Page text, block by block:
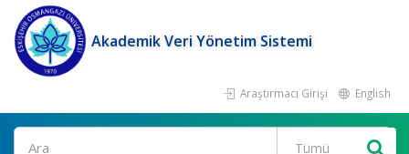
Akademik Veri Yönetim Sistemi
Araştırmacı Girişi English
Ara